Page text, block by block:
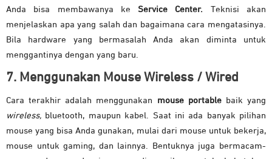
Anda bisa membawanya ke Service Center. Teknisi akan
menjelaskan apa yang salah dan bagaimana cara mengatasinya.
Bila hardware yang bermasalah Anda akan diminta untuk
menggantinya dengan yang baru.
7. Menggunakan Mouse Wireless / Wired
Cara terakhir adalah menggunakan mouse portablebaik yang
wireless, bluetooth, maupun kabel. Saat ini ada banyak pilihan
mouse yang bisa Anda gunakan, mulai dari mouse untuk bekerja,
mouse untuk gaming, dan lainnya. Bentuknya juga bermacam-